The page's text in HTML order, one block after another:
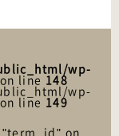
wp-
line148
wp-
line149
on